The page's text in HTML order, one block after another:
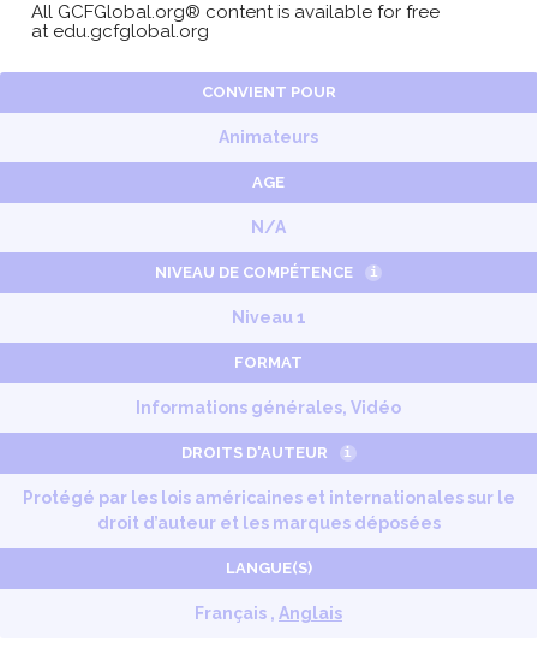
All GCFGlobal.org® content is available for free
at edu.gcfglobal.org
CONVIENT POUR
Animateurs
AGE
N/A
NIVEAU DE COMPÉTENCE i
Niveau 1
FORMAT
Informations générales, Vidéo
DROITS D'AUTEUR i
Protégé par les lois américaines et internationales sur le
droit d’auteur et les marques déposées
LANGUE(S)
Français , Anglais